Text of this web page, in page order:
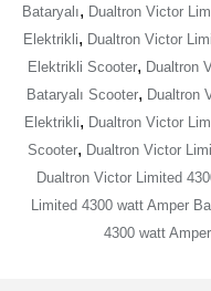
Bataryalı, Dualtron Victor
Elektrikli, Dualtron Victor
Elektrikli Scooter, Dualtron
Bataryalı Scooter, Dualtron
Elektrikli, Dualtron Victor
Scooter, Dualtron Victor
Dualtron Victor Limited
Limited 4300 watt Amper
4300 watt